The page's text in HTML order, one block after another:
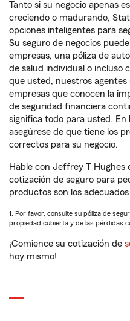
Tanto si su negocio apenas
creciendo o madurando,
opciones inteligentes para
Su seguro de negocios
empresas, una póliza de
de salud individual o incluso
que usted, nuestros agentes
empresas que conocen la
de seguridad financiera
significa todo para usted. En
asegúrese de que tiene los
correctos para su negocio.
Hable con Jeffrey T Hughes
cotización de seguro para
productos son los
1. Por favor, consulte su póliza de
propiedad cubierta y de las pérdidas
¡Comience su cotización de
hoy mismo!